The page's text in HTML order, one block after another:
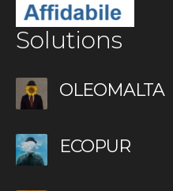
Solutions
OLEOMALTA
ECOPUR